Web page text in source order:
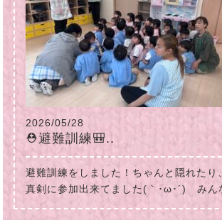
2026/05/28
⛑避難訓練🎒..
避難訓練をしました！ちゃんと隠れたり
真剣に参加出来てました(｀･ω･´)ゞみん